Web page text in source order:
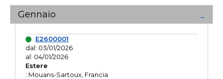
Gennaio
E2600001
dal: 03/01/2026
al: 04/01/2026
Estere
: Mouans-Sartoux, Francia